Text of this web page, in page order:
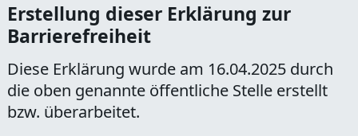
Erstellung dieser Erklärung zur
Barrierefreiheit
Diese Erklärung wurde am 16.04.2025 durch
die oben genannte öffentliche Stelle erstellt
bzw. überarbeitet.